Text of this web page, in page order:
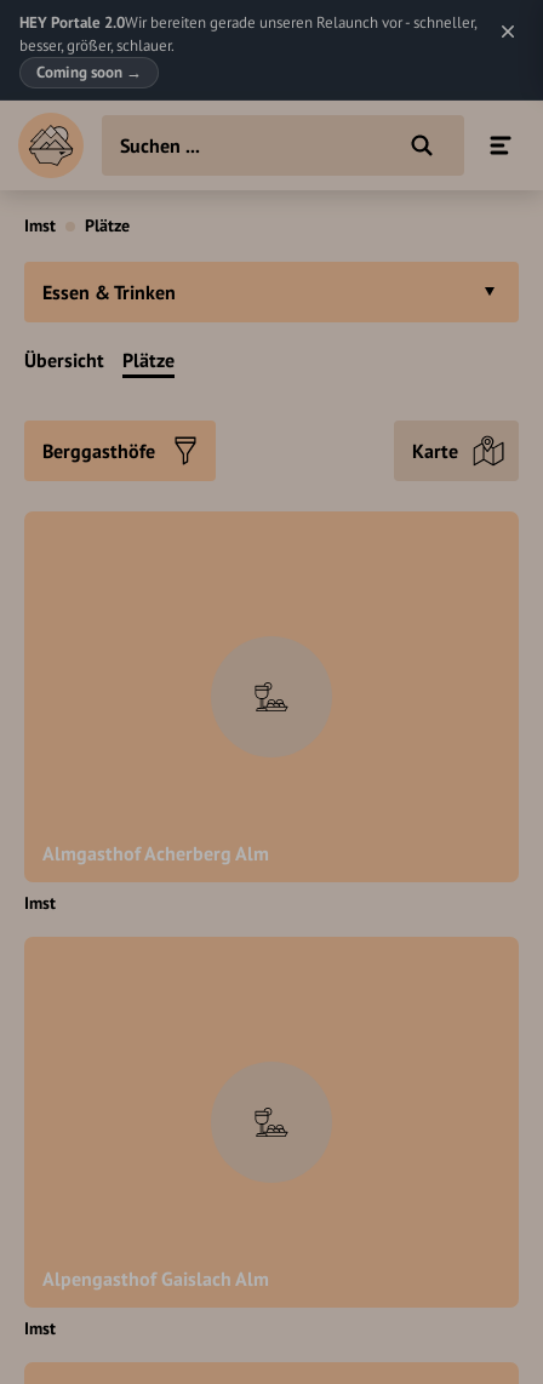
HEY Portale 2.0Wir bereiten gerade unseren Relaunch vor - schneller,
besser, größer, schlauer.
Coming soon →
Imst Plätze
Essen & Trinken
Übersicht Plätze
Berggasthöfe Karte
Almgasthof Acherberg Alm
Imst
Alpengasthof Gaislach Alm
Imst